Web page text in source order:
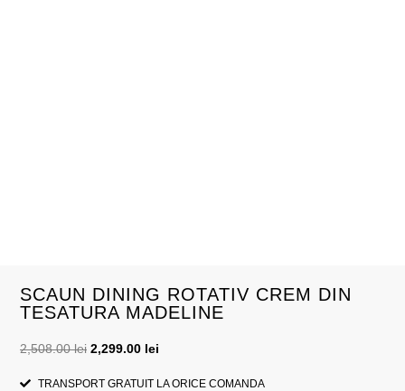
SCAUN DINING ROTATIV CREM DIN
TESATURA MADELINE
2,508.00lei 2,299.00 lei
TRANSPORT GRATUIT LA ORICE COMANDA